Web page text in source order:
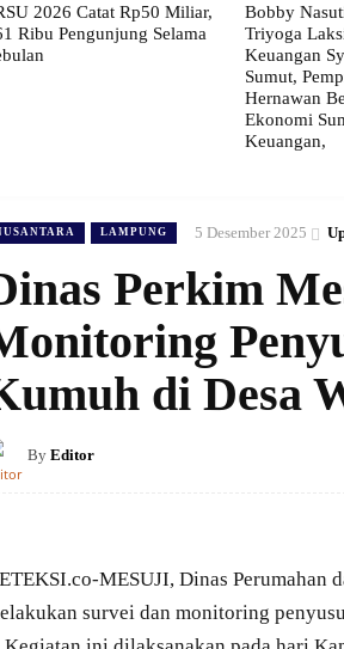
2026 Catat Rp50 Miliar,
Ribu Pengunjung Selama
Bobby
Triyoga
Keuangan
Sumut,
Hernawan
Ekonomi
Keuangan,
LAMPUNG 5 Desember 2025
Perkim
di Desa
By Editor
MESUJI, Dinas Perumahan
survei dan monitoring